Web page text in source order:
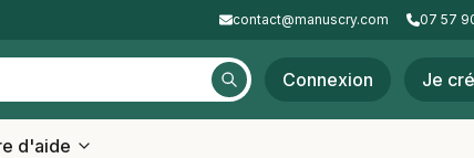
contact@manuscry.com 07 57
Connexion Je
d'aide